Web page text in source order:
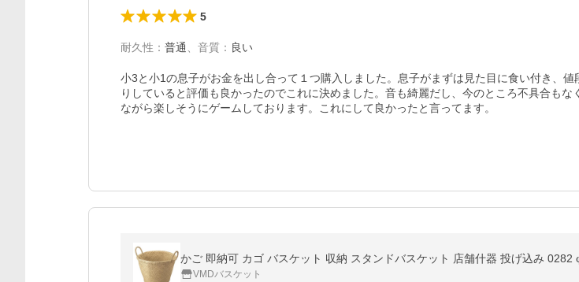
5
耐久性 ： 普通 音質 ： 良い
小3と小1の息子がお金を出し合って１つ購入しました。息子がまずは見た目に食い付き、値
りしていると評価も良かったのでこれに決めました。音も綺麗だし、今のところ不具合もな
ながら楽しそうにゲームしております。これにして良かったと言ってます。
かご 即納可 カゴ バスケット 収納 スタンドバスケット 店舗什器 投げ込み 0282
VMDバスケット